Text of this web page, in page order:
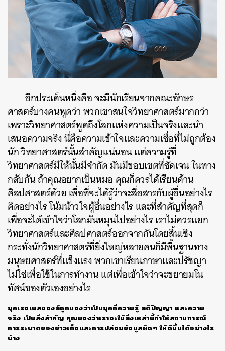
อีกประเด็นหนึ่งคือ จะมีนักเรียนจากคณะอักษร
ศาสตร์บางคนพูดว่า พวกเขาสนใจวิทยาศาสตร์มากกว่า
เพราะวิทยาศาสตร์พูดถึงโลกแห่งความเป็นจริงและนำ
เสนอความจริง นี่คือความเข้าใจและความเชื่อที่ไม่ถูกต้อง
นัก วิทยาศาสตร์นั้นสำคัญแน่นอน แต่ความรู้ที่
วิทยาศาสตร์มีให้นั้นมีจำกัด มันมีขอบเขตที่ชัดเจน ในทาง
กลับกัน ถ้าคุณอยากเป็นหมอ คุณก็ควรได้เรียนด้าน
ศิลปศาสตร์ด้วย เพื่อที่จะได้รู้ว่าจะสื่อสารกับผู้อื่นอย่างไร
คิดอย่างไร โน้มน้าวใจผู้อื่นอย่างไร และที่สำคัญที่สุดก็
เพื่อจะได้เข้าใจว่าโลกมันหมุนไปอย่างไร เราไม่ควรแยก
วิทยาศาสตร์และศิลปศาสตร์ออกจากกันโดยสิ้นเชิง
กระทั่งนักวิทยาศาสตร์ที่ยิ่งใหญ่หลายคนก็มีพื้นฐานทาง
มนุษยศาสตร์ที่แข็งแรง พวกเขาเรียนภาษาและปรัชญา
ไม่ใช่เพื่อใช้ในการทำงาน แต่เพื่อเข้าใจว่าจะขยายมโน
ทัศน์ของตัวเองอย่างไร
ยุคเรอเนสซองส์ถูกมองว่าเป็นยุคที่ความรู้ สติปัญญา และความ
จริง เป็นสิ่งสำคัญ คุณมองว่าเราจะใช้สิ่งเหล่านี้ทำให้สถานการณ์
การระบาดของข่าวเท็จและการปล่อยข้อมูลผิดๆ ให้ดีขึ้นได้อย่างไร
บ้าง
SHARE TWEET LINE EMAIL